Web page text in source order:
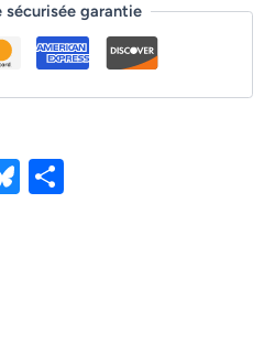
sécurisée garantie
Bluesky